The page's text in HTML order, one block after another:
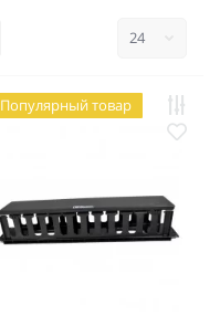
Популярный товар